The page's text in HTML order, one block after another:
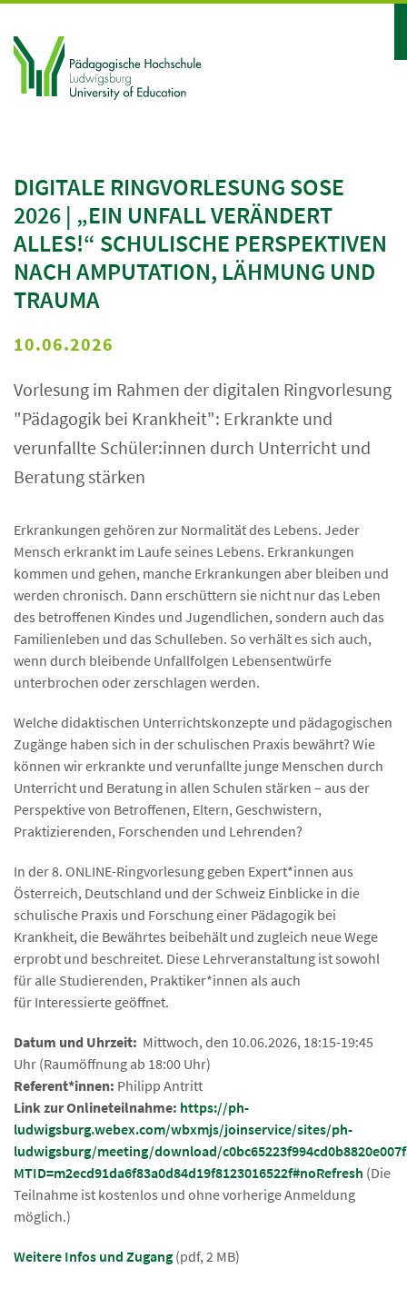
DIGITALE RINGVORLESUNG SOSE
2026 | „EIN UNFALL VERÄNDERT
ALLES!“ SCHULISCHE PERSPEKTIVEN
NACH AMPUTATION, LÄHMUNG UND
TRAUMA
10.06.2026
Vorlesung im Rahmen der digitalen Ringvorlesung
"Pädagogik bei Krankheit": Erkrankte und
verunfallte Schüler:innen durch Unterricht und
Beratung stärken
Erkrankungen gehören zur Normalität des Lebens. Jeder
Mensch erkrankt im Laufe seines Lebens. Erkrankungen
kommen und gehen, manche Erkrankungen aber bleiben und
werden chronisch. Dann erschüttern sie nicht nur das Leben
des betroffenen Kindes und Jugendlichen, sondern auch das
Familienleben und das Schulleben. So verhält es sich auch,
wenn durch bleibende Unfallfolgen Lebensentwürfe
unterbrochen oder zerschlagen werden.
Welche didaktischen Unterrichtskonzepte und pädagogischen
Zugänge haben sich in der schulischen Praxis bewährt? Wie
können wir erkrankte und verunfallte junge Menschen durch
Unterricht und Beratung in allen Schulen stärken – aus der
Perspektive von Betroffenen, Eltern, Geschwistern,
Praktizierenden, Forschenden und Lehrenden?
In der 8. ONLINE-Ringvorlesung geben Expert*innen aus
Österreich, Deutschland und der Schweiz Einblicke in die
schulische Praxis und Forschung einer Pädagogik bei
Krankheit, die Bewährtes beibehält und zugleich neue Wege
erprobt und beschreitet. Diese Lehrveranstaltung ist sowohl
für alle Studierenden, Praktiker*innen als auch
für Interessierte geöffnet.
Datum und Uhrzeit: Mittwoch, den 10.06.2026, 18:15-19:45
Uhr (Raumöffnung ab 18:00 Uhr)
Referent*innen: Philipp Antritt
Link zur Onlineteilnahme: https://ph-
ludwigsburg.webex.com/wbxmjs/joinservice/sites/ph-
ludwigsburg/meeting/download/
MTID=m2ecd91da6f83a0d84d19f8123016522f#noRefresh (Die
Teilnahme ist kostenlos und ohne vorherige Anmeldung
möglich.)
Weitere Infos und Zugang (pdf, 2 MB)